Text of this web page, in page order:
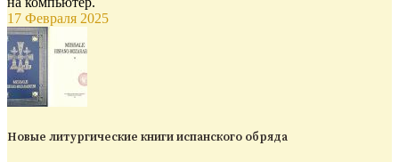
17 Февраля 2025
Новые литургические книги испанского обряда